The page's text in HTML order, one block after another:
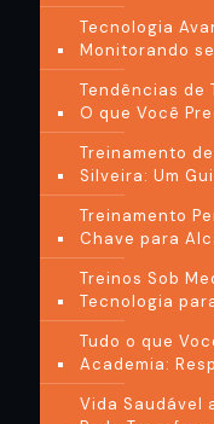
Tecnologia
Monitorando
Tendências de
O que Você
Treinamento
Silveira: Um
Treinamento
Chave para
Treinos Sob
Tecnologia
Tudo o que
Academia:
Vida Saudável